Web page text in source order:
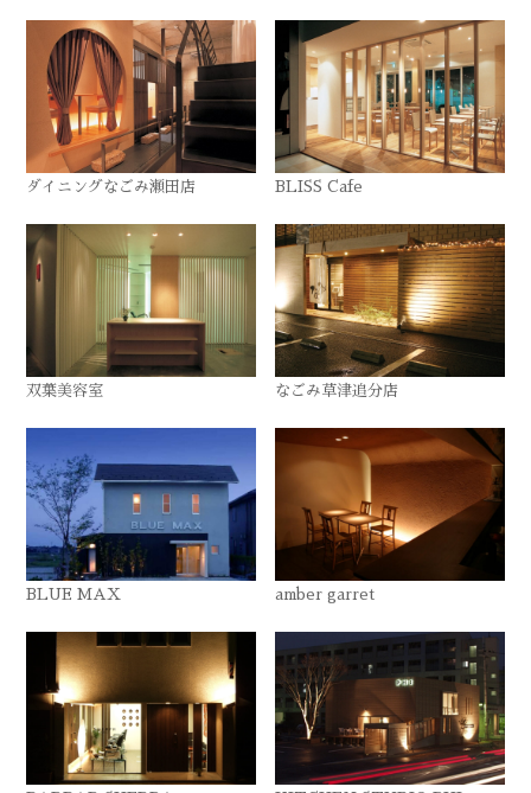
ダイニングなごみ瀬田店 BLISS Cafe
双葉美容室 なごみ草津追分店
BLUE MAX amber garret